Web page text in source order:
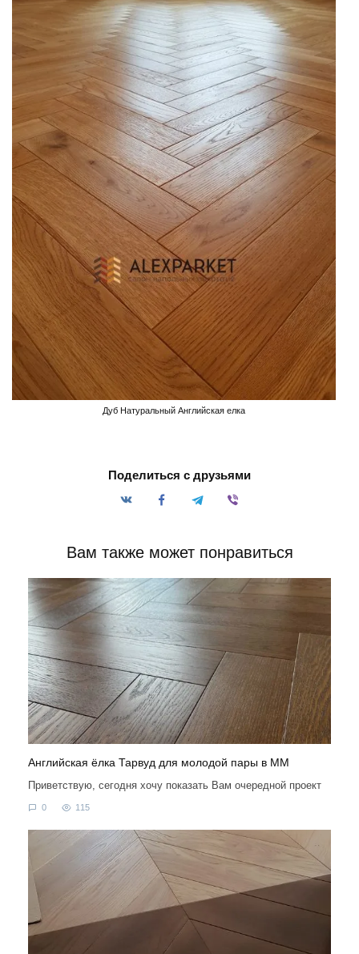
Дуб Натуральный Английская елка
Поделиться с друзьями
Вам также может понравиться
Английская ёлка Тарвуд для молодой пары в ММ
Приветствую, сегодня хочу показать Вам очередной проект
0 115